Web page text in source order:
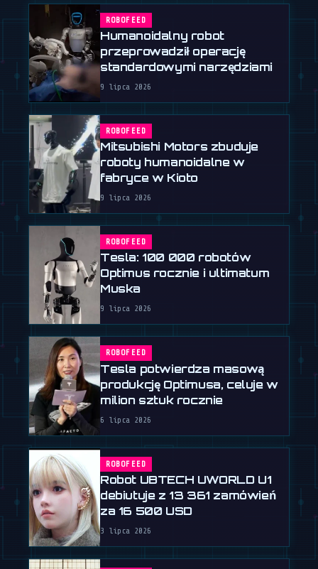
ROBOFEED
Humanoidalny robot
przeprowadził operację
standardowymi narzędziami
9 lipca 2026
ROBOFEED
Mitsubishi Motors zbuduje
roboty humanoidalne w
fabryce w Kioto
9 lipca 2026
ROBOFEED
Tesla: 100 000 robotów
Optimus rocznie i ultimatum
Muska
9 lipca 2026
ROBOFEED
Tesla potwierdza masową
produkcję Optimusa, celuje w
milion sztuk rocznie
6 lipca 2026
ROBOFEED
Robot UBTECH UWORLD U1
debiutuje z 13 361 zamówień
za 16 500 USD
3 lipca 2026